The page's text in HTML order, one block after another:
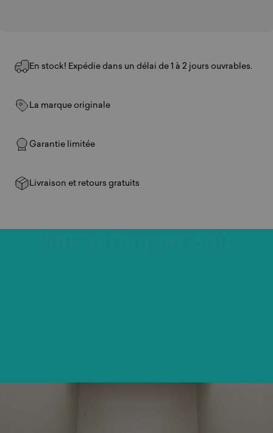
En stock! Expédie dans un délai de 1 à 2 jours ouvrables.
La marque originale
Garantie limitée
Livraison et retours gratuits